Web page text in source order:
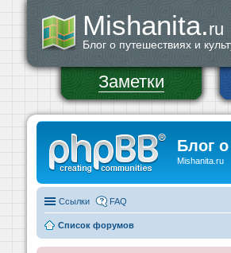
Mishanita.ru
Блог о путешествиях и
Заметки
Блог
Mishanita.ru
Ссылки FAQ
Список форумов